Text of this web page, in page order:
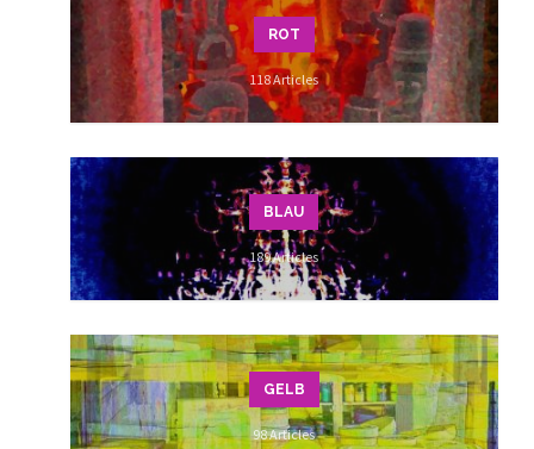
ROT
118 Articles
BLAU
189 Articles
GELB
98 Articles